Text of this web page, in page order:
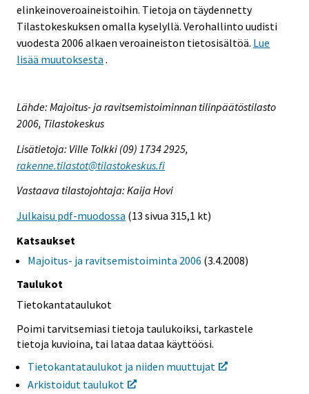
elinkeinoveroaineistoihin. Tietoja on täydennetty
Tilastokeskuksen omalla kyselyllä. Verohallinto uudisti
vuodesta 2006 alkaen veroaineiston tietosisältöä. Lue
lisää muutoksesta .
Lähde: Majoitus- ja ravitsemistoiminnan tilinpäätöstilasto
2006, Tilastokeskus
Lisätietoja: Ville Tolkki (09) 1734 2925,
rakenne.tilastot@tilastokeskus.fi
Vastaava tilastojohtaja: Kaija Hovi
Julkaisu pdf-muodossa (13 sivua 315,1 kt)
Katsaukset
Majoitus- ja ravitsemistoiminta 2006 (3.4.2008)
Taulukot
Tietokantataulukot
Poimi tarvitsemiasi tietoja taulukoiksi, tarkastele
tietoja kuvioina, tai lataa dataa käyttöösi.
Tietokantataulukot ja niiden muuttujat
Arkistoidut taulukot